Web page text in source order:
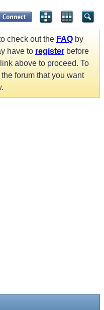
check out the FAQ by
have to register before
above to proceed. To
forum that you want